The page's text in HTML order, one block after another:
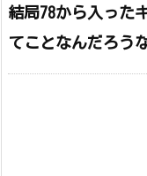
結局78から入った
てことなんだろう